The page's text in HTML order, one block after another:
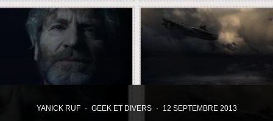
YANICK RUF · GEEK ET DIVERS · 12 SEPTEMBRE 2013